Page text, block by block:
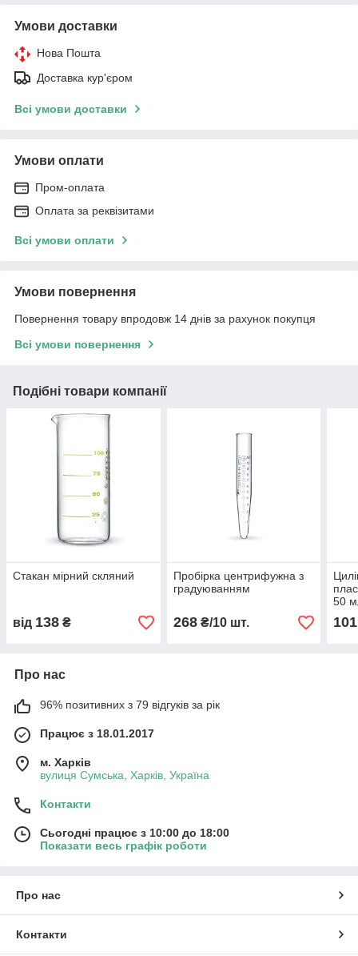
Умови доставки
Нова Пошта
Доставка кур'єром
Всі умови доставки
Умови оплати
Пром-оплата
Оплата за реквізитами
Всі умови оплати
Умови повернення
Повернення товару впродовж 14 днів за рахунок покупця
Всі умови повернення
Подібні товари компанії
Стакан мірний скляний
від 138 ₴
Пробірка центрифужна з
градуюванням
268₴/10 шт.
50
101
Про нас
96% позитивних з 79 відгуків за рік
Працює з 18.01.2017
м. Харків
вулиця Сумська, Харків, Україна
Контакти
Сьогодні працює з 10:00 до 18:00
Показати весь графік роботи
Про нас
Контакти